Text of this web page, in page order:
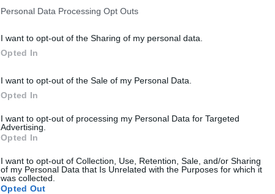
Personal Data Processing Opt Outs
I want to opt-out of the Sharing of my personal data.
Opted In
I want to opt-out of the Sale of my Personal Data.
Opted In
I want to opt-out of processing my Personal Data for Targeted
Advertising.
Opted In
I want to opt-out of Collection, Use, Retention, Sale, and/or Sharing
of my Personal Data that Is Unrelated with the Purposes for which it
was collected.
Opted Out